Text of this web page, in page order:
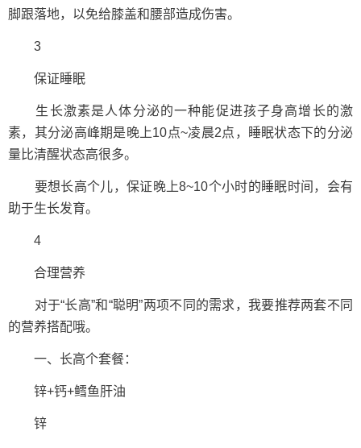
脚跟落地，以免给膝盖和腰部造成伤害。
3
保证睡眠
生长激素是人体分泌的一种能促进孩子身高增长的激
素，其分泌高峰期是晚上10点~凌晨2点，睡眠状态下的分泌
量比清醒状态高很多。
要想长高个儿，保证晚上8~10个小时的睡眠时间，会有
助于生长发育。
4
合理营养
对于“长高”和“聪明”两项不同的需求，我要推荐两套不同
的营养搭配哦。
一、长高个套餐：
锌+钙+鳕鱼肝油
锌